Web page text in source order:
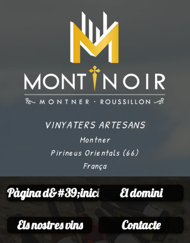
VINYATERS ARTESANS
Montner
Pirineus Orientals (66)
França
Pàgina d&#39;inici El domini
Els nostres vins Contacte